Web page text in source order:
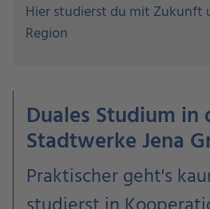
Hier studierst du mit Zukunft
Region
Duales Studium in
Stadtwerke Jena
Praktischer geht's